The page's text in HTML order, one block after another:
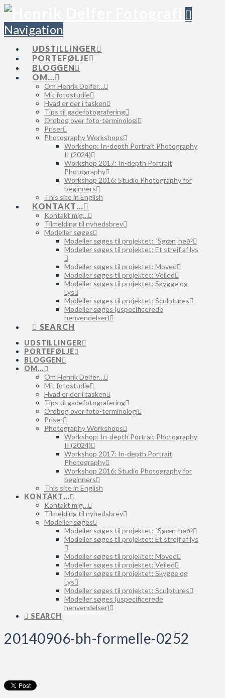
Navigation
UDSTILLINGER
PORTEFØLJE
BLOGGEN
OM…
Om Henrik Delfer…
Mit fotostudie
Hvad er der i tasken
Tips til gadefotografering
Ordbog over foto-terminologi
Priser
Photography Workshops
Workshop: In-depth Portrait Photography
II (2024)
Workshop 2017: In-depth Portrait
Photography
Workshop 2016: Studio Photography for
beginners
This site in English
KONTAKT…
Kontakt mig…
Tilmelding til nyhedsbrev
Modeller søges
Modeller søges til projektet: ˈSgœnˌheðˀ
Modeller søges til projektet: Et strejf af lys
Modeller søges til projektet: Moved
Modeller søges til projektet: Veiled
Modeller søges til projektet: Skygge og
Lys
Modeller søges til projektet: Sculptures
Modeller søges (uspecificerede
henvendelser)
SEARCH
UDSTILLINGER
PORTEFØLJE
BLOGGEN
OM…
Om Henrik Delfer…
Mit fotostudie
Hvad er der i tasken
Tips til gadefotografering
Ordbog over foto-terminologi
Priser
Photography Workshops
Workshop: In-depth Portrait Photography
II (2024)
Workshop 2017: In-depth Portrait
Photography
Workshop 2016: Studio Photography for
beginners
This site in English
KONTAKT…
Kontakt mig…
Tilmelding til nyhedsbrev
Modeller søges
Modeller søges til projektet: ˈSgœnˌheðˀ
Modeller søges til projektet: Et strejf af lys
Modeller søges til projektet: Moved
Modeller søges til projektet: Veiled
Modeller søges til projektet: Skygge og
Lys
Modeller søges til projektet: Sculptures
Modeller søges (uspecificerede
henvendelser)
SEARCH
20140906-bh-formelle-0252